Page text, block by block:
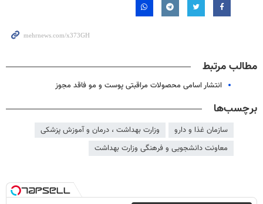
مطالب مرتبط
انتشار اسامی محصولات مراقبتی پوست و مو فاقد مجوز
برچسب‌ها
سازمان غذا و دارو
وزارت بهداشت ، درمان و آموزش پزشکی
معاونت دانشجویی و فرهنگی وزارت بهداشت